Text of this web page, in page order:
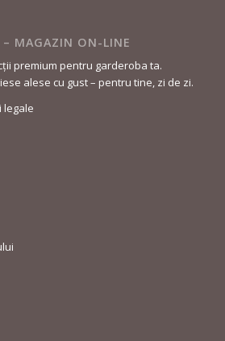
MAGAZIN ON-LINE
premium pentru garderoba ta.
alese cu gust – pentru tine, zi de zi.
legale